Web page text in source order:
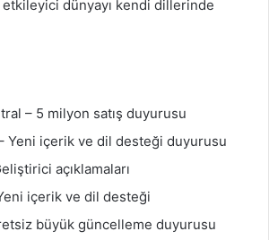
dünyayı kendi dillerinde
– 5 milyon satış duyurusu
Yeni içerik ve dil desteği duyurusu
açıklamaları
içerik ve dil desteği
büyük güncelleme duyurusu